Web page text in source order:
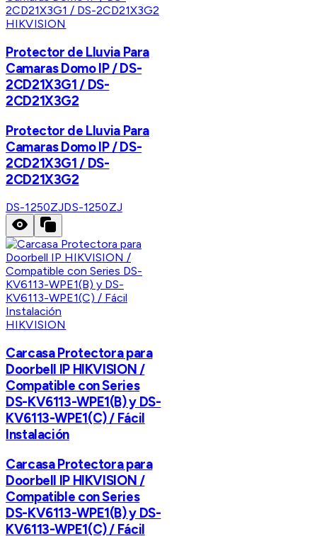
HIKVISION
Protector de Lluvia Para
Camaras Domo IP / DS-
2CD21X3G1 / DS-
2CD21X3G2
Protector de Lluvia Para
Camaras Domo IP / DS-
2CD21X3G1 / DS-
2CD21X3G2
DS-1250ZJDS-1250ZJ
HIKVISION
Carcasa Protectora para
Doorbell IP HIKVISION /
Compatible con Series
DS-KV6113-WPE1(B) y DS-
KV6113-WPE1(C) / Fácil
Instalación
Carcasa Protectora para
Doorbell IP HIKVISION /
Compatible con Series
DS-KV6113-WPE1(B) y DS-
KV6113-WPE1(C) / Fácil